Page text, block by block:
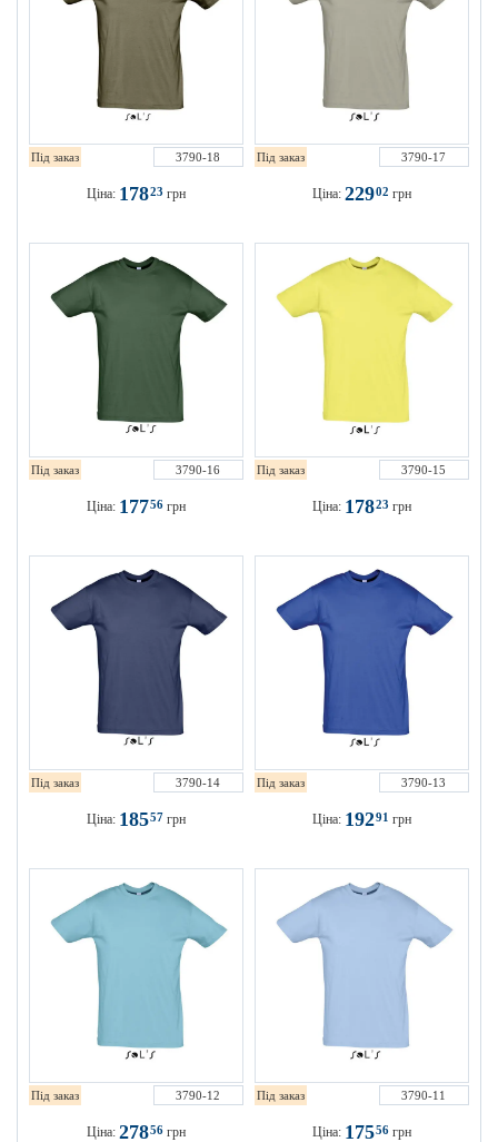
Під заказ 3790-18
Ціна: 17823 грн
Під заказ 3790-17
Ціна: 22902 грн
Під заказ 3790-16
Ціна: 17756 грн
Під заказ 3790-15
Ціна: 17823 грн
Під заказ 3790-14
Ціна: 18557 грн
Під заказ 3790-13
Ціна: 19291 грн
Під заказ 3790-12
Ціна: 27856 грн
Під заказ 3790-11
Ціна: 17556 грн